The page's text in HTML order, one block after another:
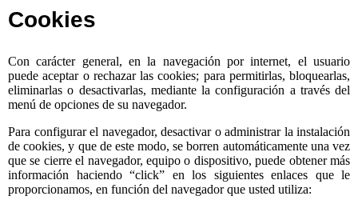
Cookies
Con carácter general, en la navegación por internet, el usuario
puede aceptar o rechazar las cookies; para permitirlas, bloquearlas,
eliminarlas o desactivarlas, mediante la configuración a través del
menú de opciones de su navegador.
Para configurar el navegador, desactivar o administrar la instalación
de cookies, y que de este modo, se borren automáticamente una vez
que se cierre el navegador, equipo o dispositivo, puede obtener más
información haciendo “click” en los siguientes enlaces que le
proporcionamos, en función del navegador que usted utiliza: